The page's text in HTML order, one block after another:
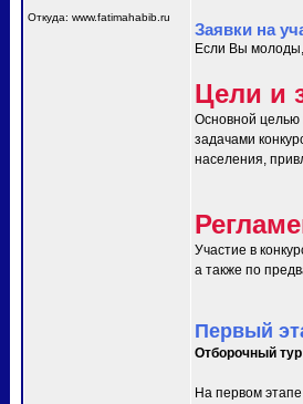
Откуда: www.fatimahabib.ru
Заявки на
Если Вы молоды,
Цели и
Основной целью
задачами
населения,
Участие в
а также по
Первый
Отборочный
На первом